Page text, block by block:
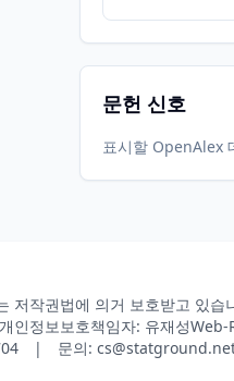
문헌 신호
표시할 OpenAlex
저작권법에 의거 보호받고 있습
인정보보호책임자: 유재성Web-
| 문의: